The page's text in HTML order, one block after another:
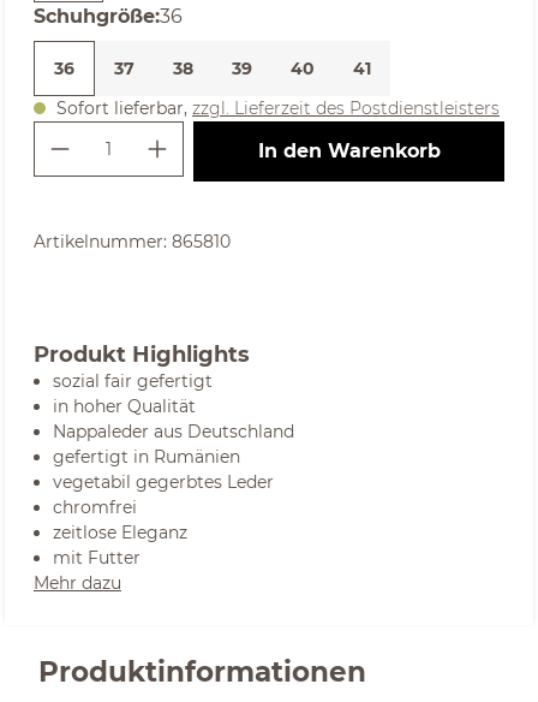
Schuhgrößeauswählen
:36
36 37 38 39 40
41
Sofort lieferbar, zzgl. Lieferzeit des Postdienstleisters
Produkt Anzahl: Gib den
In den Warenkorb
Artikelnummer: 865810
Produkt Highlights
sozial fair gefertigt
in hoher Qualität
Nappaleder aus Deutschland
gefertigt in Rumänien
vegetabil gegerbtes Leder
chromfrei
zeitlose Eleganz
mit Futter
Mehr dazu
Produktinformationen